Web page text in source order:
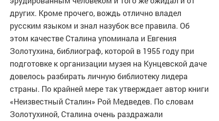
других. Кроме прочего, вождь отлично владел
русским языком и знал назубок все правила. Об
этом качестве Сталина упоминала и Евгения
Золотухина, библиограф, которой в 1955 году при
подготовке к организации музея на Кунцевской даче
довелось разбирать личную библиотеку лидера
страны. По крайней мере так утверждает автор книги
«Неизвестный Сталин» Рой Медведев. По словам
Золотухиной, Сталина очень раздражали